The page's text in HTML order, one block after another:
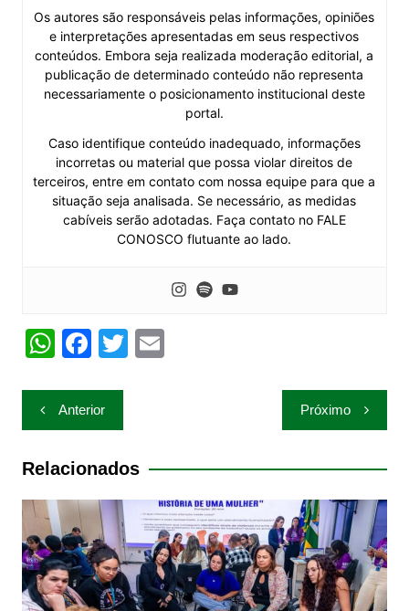
Os autores são responsáveis pelas informações, opiniões
e interpretações apresentadas em seus respectivos
conteúdos. Embora seja realizada moderação editorial, a
publicação de determinado conteúdo não representa
necessariamente o posicionamento institucional deste
portal.
Caso identifique conteúdo inadequado, informações
incorretas ou material que possa violar direitos de
terceiros, entre em contato com nossa equipe para que a
situação seja analisada. Se necessário, as medidas
cabíveis serão adotadas. Faça contato no FALE
CONOSCO flutuante ao lado.
W
at
s
A
p
F
c
e
b
o
k
T E
Navegação
de
Post
Anterior Próximo
Relacionados